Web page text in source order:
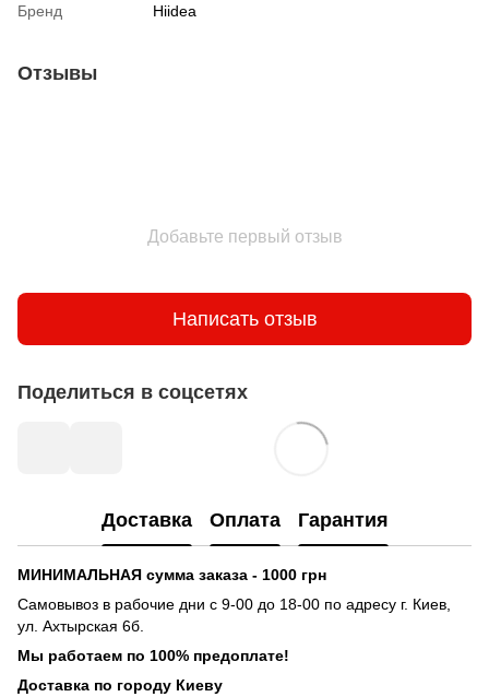
Бренд
Hiidea
Отзывы
Добавьте первый отзыв
Написать отзыв
Поделиться в соцсетях
Доставка Оплата Гарантия
МИНИМАЛЬНАЯ сумма заказа - 1000 грн
Самовывоз в рабочие дни с 9-00 до 18-00 по адресу г. Киев,
ул. Ахтырская 6б.
Мы работаем по 100% предоплате!
Доставка по городу Киеву